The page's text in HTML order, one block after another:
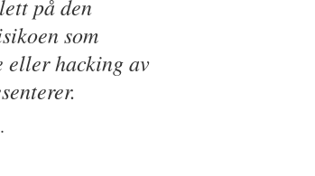
på den
som
eller hacking av